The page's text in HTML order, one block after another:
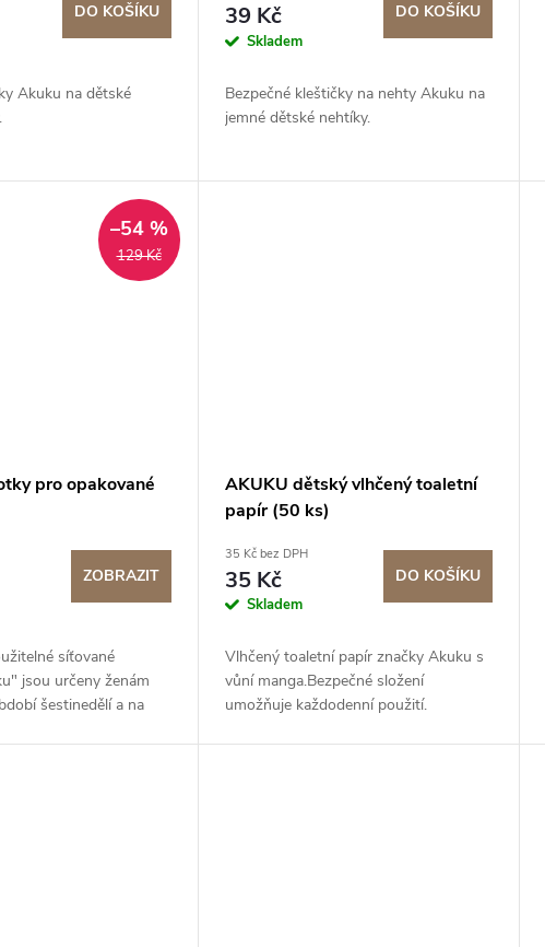
DO KOŠÍKU
Akuku na dětské
39 Kč
Skladem
DO KOŠÍKU
Bezpečné kleštičky na nehty Akuku na
jemné dětské nehtíky.
129 Kč
–54 %
pro opakované
ZOBRAZIT
síťované
jsou určeny ženám
šestinedělí a na
AKUKU dětský vlhčený toaletní
papír (50 ks)
35 Kč bez DPH
35 Kč
Skladem
DO KOŠÍKU
Vlhčený toaletní papír značky Akuku s
vůní manga.Bezpečné složení
umožňuje každodenní použití.